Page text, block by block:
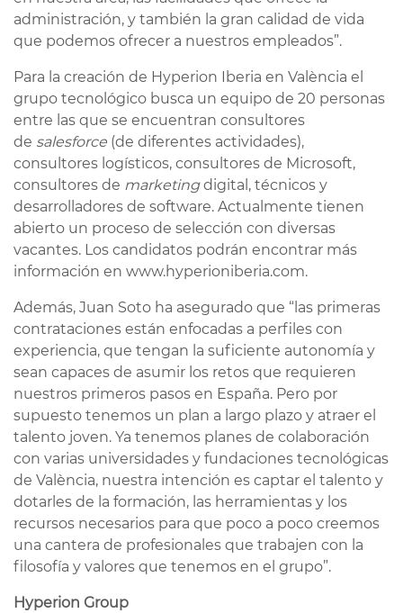
administración, y también la gran calidad de vida
que podemos ofrecer a nuestros empleados”.
Para la creación de Hyperion Iberia en València el
grupo tecnológico busca un equipo de 20 personas
entre las que se encuentran consultores
de salesforce (de diferentes actividades),
consultores logísticos, consultores de Microsoft,
consultores de marketingdigital, técnicos y
desarrolladores de software. Actualmente tienen
abierto un proceso de selección con diversas
vacantes. Los candidatos podrán encontrar más
información en www.hyperioniberia.com.
Además, Juan Soto ha asegurado que “las primeras
contrataciones están enfocadas a perfiles con
experiencia, que tengan la suficiente autonomía y
sean capaces de asumir los retos que requieren
nuestros primeros pasos en España. Pero por
supuesto tenemos un plan a largo plazo y atraer el
talento joven. Ya tenemos planes de colaboración
con varias universidades y fundaciones tecnológicas
de València, nuestra intención es captar el talento y
dotarles de la formación, las herramientas y los
recursos necesarios para que poco a poco creemos
una cantera de profesionales que trabajen con la
filosofía y valores que tenemos en el grupo”.
Hyperion Group